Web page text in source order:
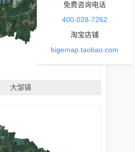
大邹镇
免费咨询电话
400-028-7262
淘宝店铺
bigemap.taobao.com